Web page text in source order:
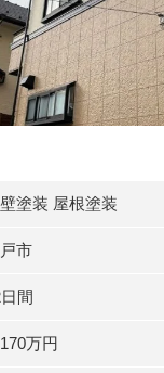
塗装 屋根塗装
市
間
万円